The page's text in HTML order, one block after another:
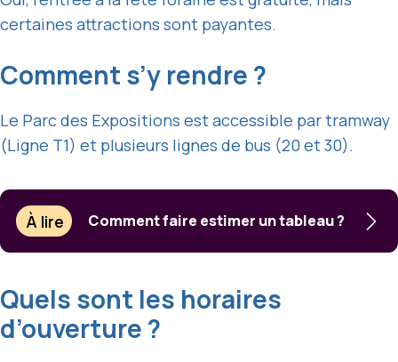
certaines attractions sont payantes.
Comment s’y rendre ?
Le Parc des Expositions est accessible par tramway
(Ligne T1) et plusieurs lignes de bus (20 et 30).
À lire Comment faire estimer un tableau ?
Quels sont les horaires
d’ouverture ?